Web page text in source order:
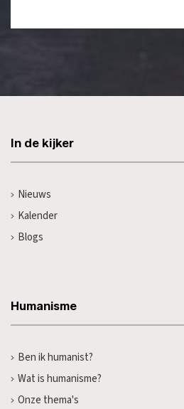
In de kijker
Nieuws
Kalender
Blogs
Humanisme
Ben ik humanist?
Wat is humanisme?
Onze thema's